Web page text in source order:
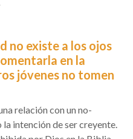
no existe a los ojos
en la
jóvenes no tomen
relación con un no-
intención de ser creyente.